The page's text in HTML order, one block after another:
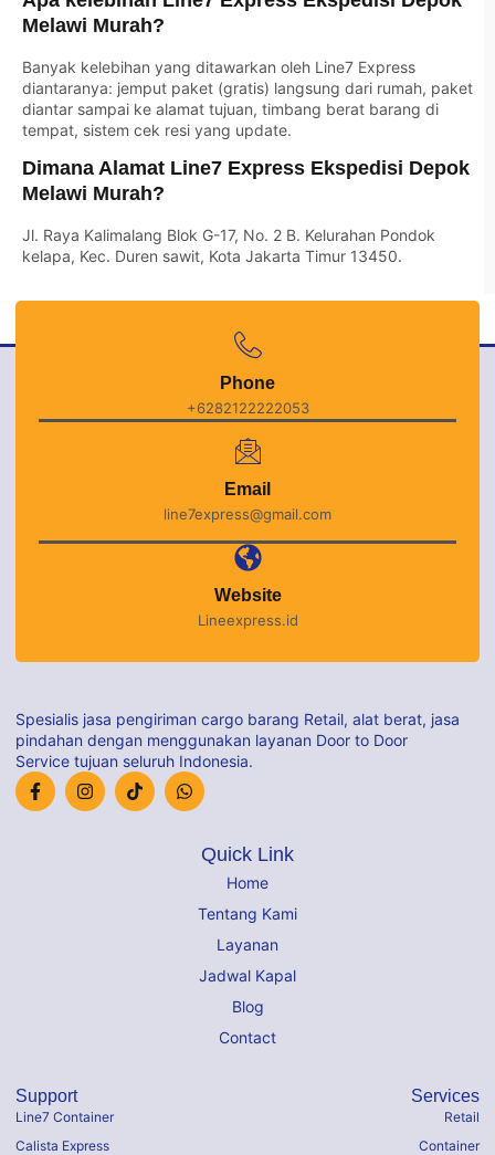
Melawi Murah?
Banyak kelebihan yang ditawarkan oleh Line7 Express
diantaranya: jemput paket (gratis) langsung dari rumah, paket
diantar sampai ke alamat tujuan, timbang berat barang di
tempat, sistem cek resi yang update.
Dimana Alamat Line7 Express Ekspedisi Depok
Melawi Murah?
Jl. Raya Kalimalang Blok G-17, No. 2 B. Kelurahan Pondok
kelapa, Kec. Duren sawit, Kota Jakarta Timur 13450.
Phone
+6282122222053
Email
line7express@gmail.com
Website
Lineexpress.id
Spesialis jasa pengiriman cargo barang Retail, alat berat, jasa
pindahan dengan menggunakan layanan Door to Door
Service tujuan seluruh Indonesia.
Quick Link
Home
Tentang Kami
Layanan
Jadwal Kapal
Blog
Contact
Support
Line7 Container
Calista Express
Services
Retail
Container